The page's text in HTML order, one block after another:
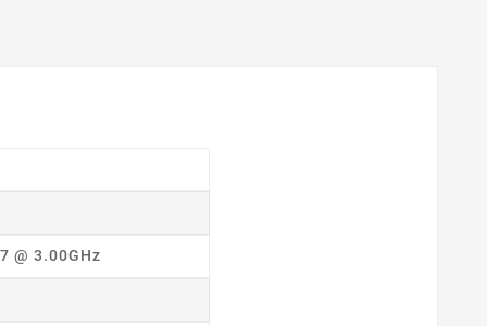
@ 3.00GHz